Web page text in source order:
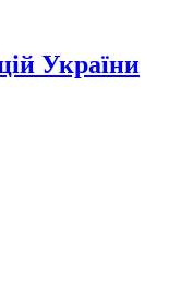
України